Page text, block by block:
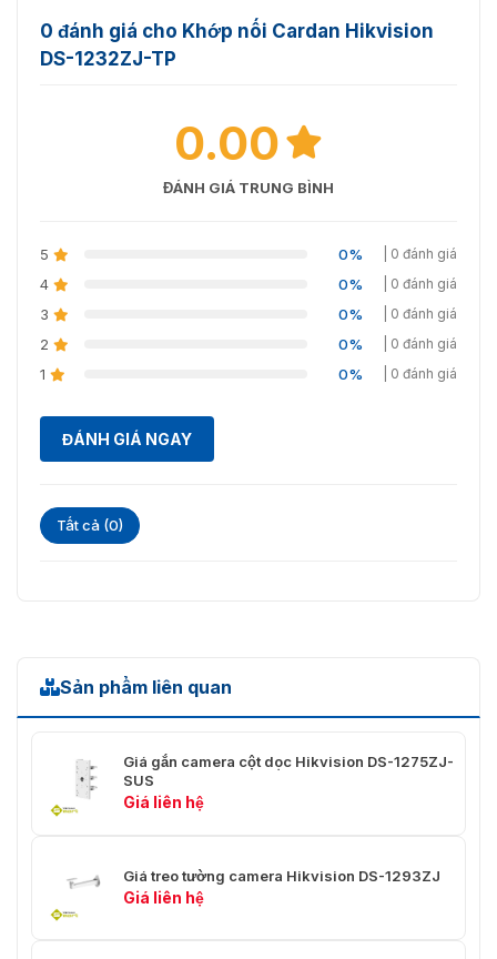
0 đánh giá cho Khớp nối Cardan Hikvision
DS-1232ZJ-TP
0.00
ĐÁNH GIÁ TRUNG BÌNH
5 0% | 0 đánh giá
4 0% | 0 đánh giá
3 0% | 0 đánh giá
2 0% | 0 đánh giá
1 0% | 0 đánh giá
ĐÁNH GIÁ NGAY
Tất cả (0)
Sản phẩm liên quan
Giá gắn camera cột dọc Hikvision DS-1275ZJ-
SUS
Giá liên hệ
Giá treo tường camera Hikvision DS-1293ZJ
Giá liên hệ